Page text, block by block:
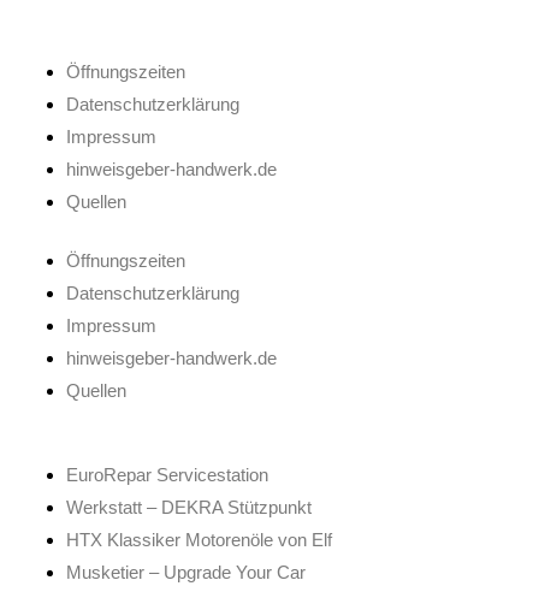
Öffnungszeiten
Datenschutzerklärung
Impressum
hinweisgeber-handwerk.de
Quellen
Öffnungszeiten
Datenschutzerklärung
Impressum
hinweisgeber-handwerk.de
Quellen
EuroRepar Servicestation
Werkstatt – DEKRA Stützpunkt
HTX Klassiker Motorenöle von Elf
Musketier – Upgrade Your Car